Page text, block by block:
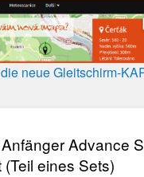
neue Gleitschirm-
Advance
eines Sets)